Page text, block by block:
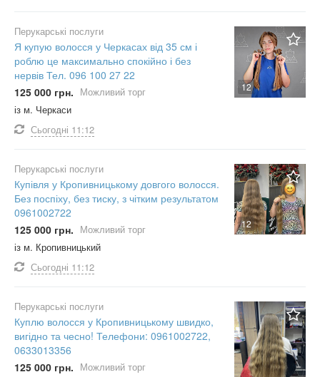
12
Перукарські послуги
Я купую волосся у Черкасах від 35 см і
роблю це максимально спокійно і без
нервів Тел. 096 100 27 22
125 000 грн. Можливий торг
із м. Черкаси
Сьогодні 11:12
12
Перукарські послуги
Купівля у Кропивницькому довгого волосся.
Без поспіху, без тиску, з чітким результатом
0961002722
125 000 грн. Можливий торг
із м. Кропивницький
Сьогодні 11:12
Перукарські послуги
Куплю волосся у Кропивницькому швидко,
вигідно та чесно! Телефони: 0961002722,
0633013356
125 000 грн. Можливий торг